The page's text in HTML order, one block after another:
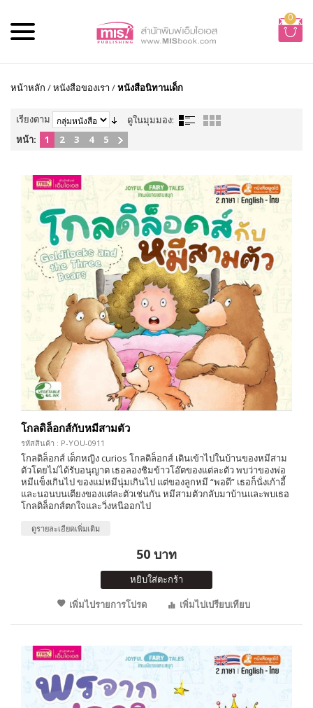
0
หน้าหลัก /หนังสือของเรา /หนังสือนิทานเด็ก
เรียงตาม
ดูในมุมมอง:
หน้า:
1 2 3 4 5
โกลดิล็อกส์กับหมีสามตัว
รหัสสินค้า : P-YOU-0911
โกลดิล็อกส์ เด็กหญิง curios โกลดิล็อกส์ เดินเข้าไปในบ้านของหมีสาม
ตัวโดยไม่ได้รับอนุญาต เธอลองชิมข้าวโอ๊ตของแต่ละตัว พบว่าของพ่อ
หมีแข็งเกินไป ของแม่หมีนุ่มเกินไป แต่ของลูกหมี “พอดี” เธอก็นั่งเก้าอี้
และนอนบนเตียงของแต่ละตัวเช่นกัน หมีสามตัวกลับมาบ้านและพบเธอ
โกลดิล็อกส์ตกใจและวิ่งหนีออกไป
ดูรายละเอียดเพิ่มเติม
50 บาท
หยิบใส่ตะกร้า
เพิ่มไปรายการโปรด
เพิ่มไปเปรียบเทียบ